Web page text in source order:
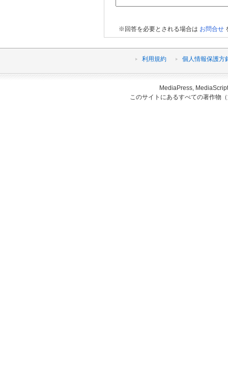
※回答を必要とされる場合は お問合せ
利用規約 個人情報保護方
MediaPress,
このサイトにあるすべての著作物